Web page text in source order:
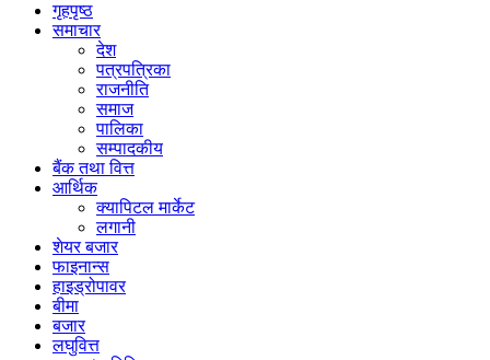
गृहपृष्ठ
समाचार
देश
पत्रपत्रिका
राजनीति
समाज
पालिका
सम्पादकीय
बैंक तथा वित्त
आर्थिक
क्यापिटल मार्केट
लगानी
शेयर बजार
फाइनान्स
हाइड्रोपावर
बीमा
बजार
लघुवित्त